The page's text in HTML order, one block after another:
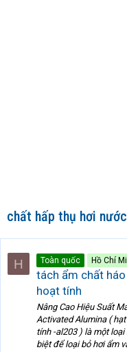
chất hấp thụ hơi nước
H Toàn quốc Hồ Chí
tách ẩm chất
hoạt tính
Nâng Cao Hiệu Suất
Activated Alumina (
tính -al203 ) là một
biệt để loại bỏ hơi ẩm